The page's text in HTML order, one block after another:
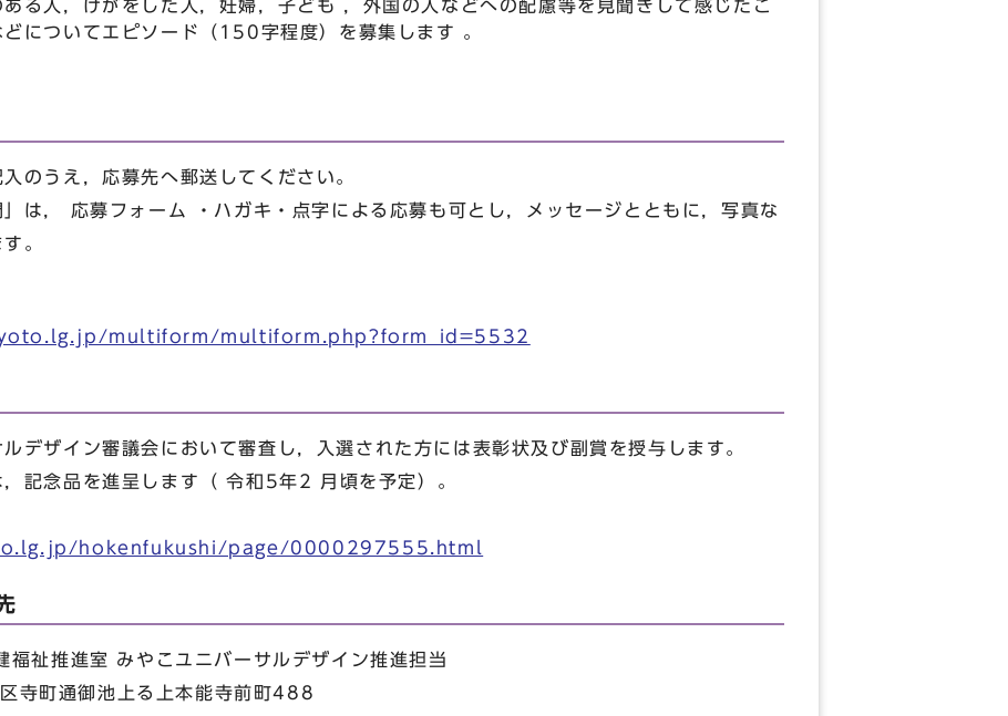
る人，けがをした人，妊婦，子ども ，外国の人などへの配慮等を見聞きして感じたこ
についてエピソード（150字程度）を募集します 。
のうえ，応募先へ郵送してください。
は， 応募フォーム ・ハガキ・点字による応募も可とし，メッセージとともに，写真な
。
multiform/multiform.php?form_id=5532
デザイン審議会において審査し，入選された方には表彰状及び副賞を授与します。
記念品を進呈します（ 令和5年2 月頃を予定）。
hokenfukushi/page/0000297555.html
福祉推進室 みやこユニバーサルデザイン推進担当
寺町通御池上る上本能寺前町488